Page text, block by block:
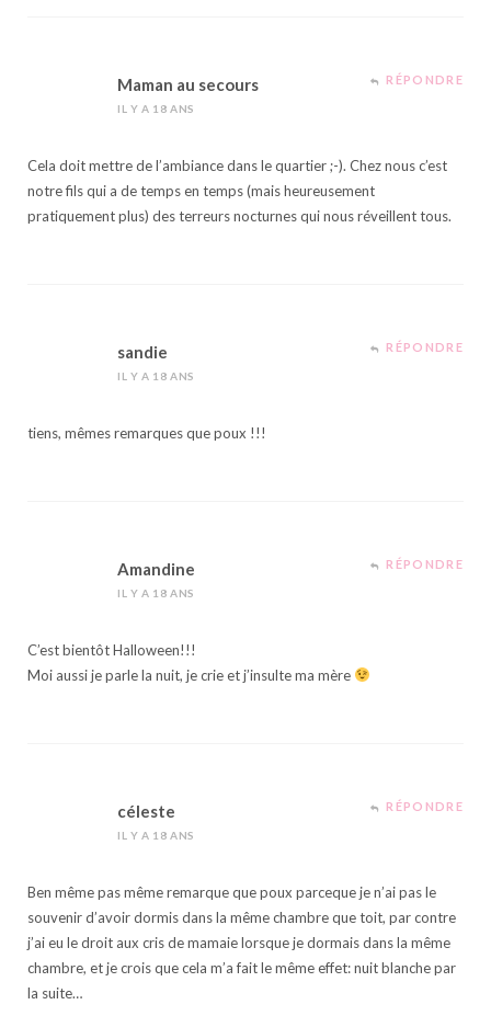
Maman au secours
IL Y A 18 ANS
RÉPONDRE
Cela doit mettre de l’ambiance dans le quartier ;-). Chez nous c’est
notre fils qui a de temps en temps (mais heureusement
pratiquement plus) des terreurs nocturnes qui nous réveillent tous.
sandie
IL Y A 18 ANS
RÉPONDRE
tiens, mêmes remarques que poux !!!
Amandine
IL Y A 18 ANS
RÉPONDRE
C’est bientôt Halloween!!!
Moi aussi je parle la nuit, je crie et j’insulte ma mère
céleste
IL Y A 18 ANS
RÉPONDRE
Ben même pas même remarque que poux parceque je n’ai pas le
souvenir d’avoir dormis dans la même chambre que toit, par contre
j’ai eu le droit aux cris de mamaie lorsque je dormais dans la même
chambre, et je crois que cela m’a fait le même effet: nuit blanche par
la suite…